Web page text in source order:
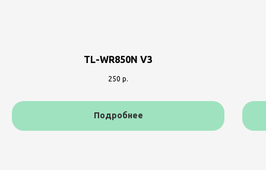
TL-WR850N V3
250 р.
Подробнее